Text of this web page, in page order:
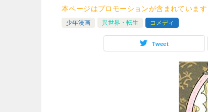
本ページはプロモーションが含まれています
少年漫画
異世界・転生 コメディ
Tweet